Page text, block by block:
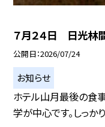
７月２４日 日光林
公開日 2026/07/24
お知らせ
ホテル山月最後の食
学が中心です。しっか